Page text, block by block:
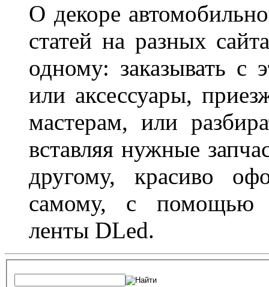
О декоре
статей на разных
одному: заказывать с
или аксессуары,
мастерам, или
вставляя нужные
другому, красиво
самому, с помощью
ленты DLed.